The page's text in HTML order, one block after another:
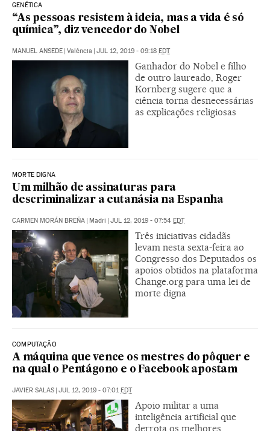
GENÉTICA
“As pessoas resistem à ideia, mas a vida é só
química”, diz vencedor do Nobel
MANUEL ANSEDE | Valência | JUL 12, 2019 - 09:18 EDT
Ganhador do Nobel e filho
de outro laureado, Roger
Kornberg sugere que a
ciência torna desnecessárias
as explicações religiosas
MORTE DIGNA
Um milhão de assinaturas para
descriminalizar a eutanásia na Espanha
CARMEN MORÁN BREÑA | Madri | JUL 12, 2019 - 07:54 EDT
Três iniciativas cidadãs
levam nesta sexta-feira ao
Congresso dos Deputados os
apoios obtidos na plataforma
Change.org para uma lei de
morte digna
COMPUTAÇÃO
A máquina que vence os mestres do pôquer e
na qual o Pentágono e o Facebook apostam
JAVIER SALAS | JUL 12, 2019 - 07:01EDT
Apoio militar a uma
inteligência artificial que
derrota os melhores